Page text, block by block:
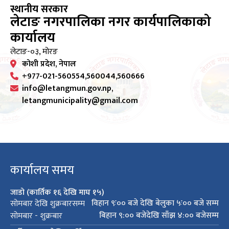
स्थानीय सरकार
लेटाङ नगरपालिका नगर कार्यपालिकाको
कार्यालय
लेटाङ-०३, मोरङ
कोशी प्रदेश, नेपाल
+977-021-560554,560044,560666
info@letangmun.gov.np,
letangmunicipality@gmail.com
कार्यालय समय
जाडो (कार्तिक १६ देखि माघ १५)
सोमबार देखि शुक्रबारसम्म विहान ९ः०० बजे देखि बेलुका ५ः०० बजे सम्म
सोमबार - शुक्रबार
बिहान ९:०० बजेदेखि साँझ ४:०० बजेसम्म